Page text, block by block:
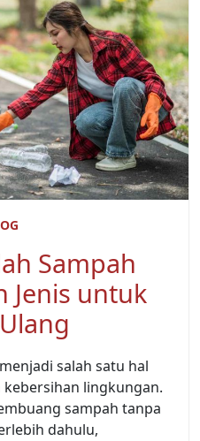
Sampah
Jenis untuk
salah satu hal
lingkungan.
sampah tanpa
dahulu,